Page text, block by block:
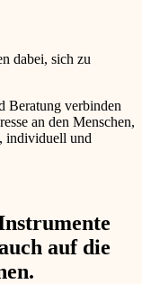
dabei, sich zu
Beratung verbinden
an den Menschen,
individuell und
auf die